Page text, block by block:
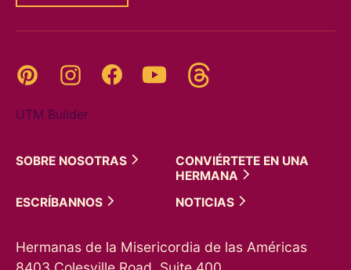
Pinterest InstagramFacebookYouTube
UTM Builder
SOBRE NOSOTRAS
CONVIÉRTETE EN UNA
HERMANA
ESCRÍBANNOS
NOTICIAS
Hermanas de la Misericordia de las Américas